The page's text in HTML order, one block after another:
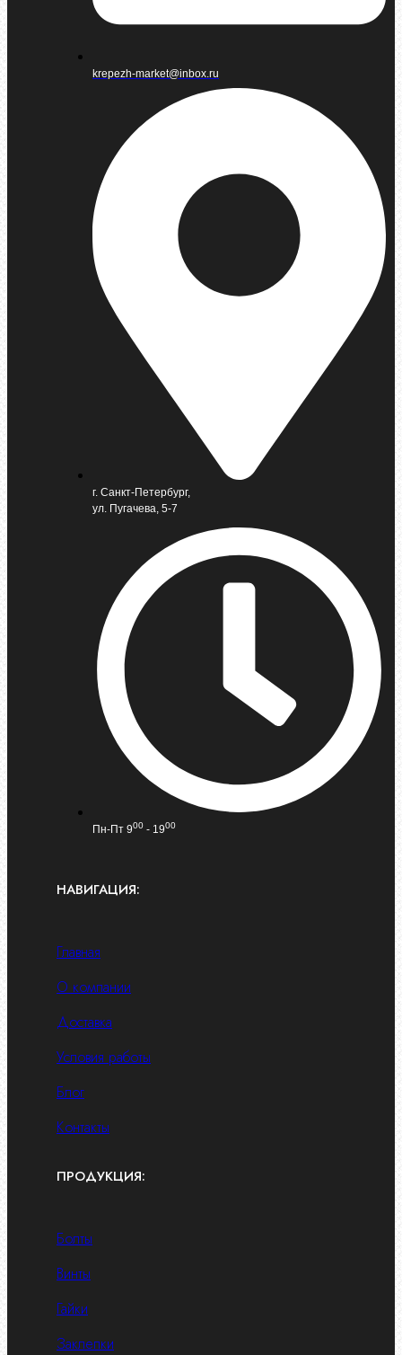
krepezh-market@inbox.ru
г. Санкт-Петербург,
ул. Пугачева, 5-7
Пн-Пт 900 - 1900
НАВИГАЦИЯ:
Главная
О компании
Доставка
Условия работы
Блог
Контакты
ПРОДУКЦИЯ:
Болты
Винты
Гайки
Заклепки